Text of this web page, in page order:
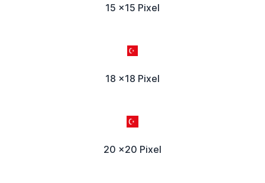
15 x15 Pixel
18 x18 Pixel
20 x20 Pixel